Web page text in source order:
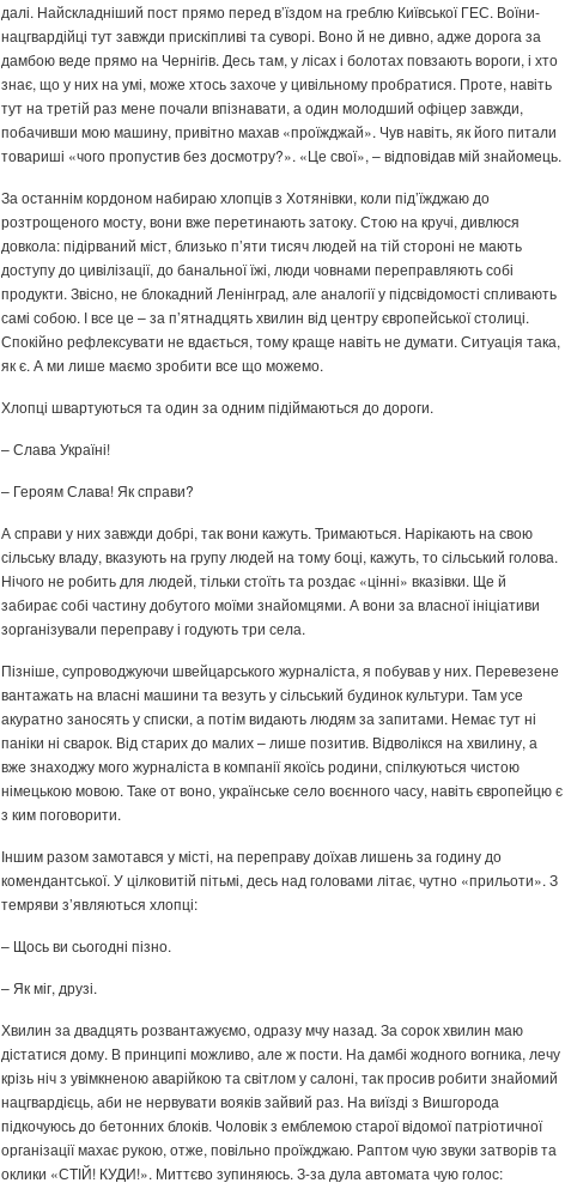
далі. Найскладніший пост прямо перед в’їздом на греблю Київської ГЕС. Воїни-
нацгвардійці тут завжди прискіпливі та суворі. Воно й не дивно, адже дорога за
дамбою веде прямо на Чернігів. Десь там, у лісах і болотах повзають вороги, і хто
знає, що у них на умі, може хтось захоче у цивільному пробратися. Проте, навіть
тут на третій раз мене почали впізнавати, а один молодший офіцер завжди,
побачивши мою машину, привітно махав «проїжджай». Чув навіть, як його питали
товариші «чого пропустив без досмотру?». «Це свої», – відповідав мій знайомець.
За останнім кордоном набираю хлопців з Хотянівки, коли під’їжджаю до
розтрощеного мосту, вони вже перетинають затоку. Стою на кручі, дивлюся
довкола: підірваний міст, близько п’яти тисяч людей на тій стороні не мають
доступу до цивілізації, до банальної їжі, люди човнами переправляють собі
продукти. Звісно, не блокадний Ленінград, але аналогії у підсвідомості спливають
самі собою. І все це – за п’ятнадцять хвилин від центру європейської столиці.
Спокійно рефлексувати не вдається, тому краще навіть не думати. Ситуація така,
як є. А ми лише маємо зробити все що можемо.
Хлопці швартуються та один за одним підіймаються до дороги.
– Слава Україні!
– Героям Слава! Як справи?
А справи у них завжди добрі, так вони кажуть. Тримаються. Нарікають на свою
сільську владу, вказують на групу людей на тому боці, кажуть, то сільський голова.
Нічого не робить для людей, тільки стоїть та роздає «цінні» вказівки. Ще й
забирає собі частину добутого моїми знайомцями. А вони за власної ініціативи
зорганізували переправу і годують три села.
Пізніше, супроводжуючи швейцарського журналіста, я побував у них. Перевезене
вантажать на власні машини та везуть у сільський будинок культури. Там усе
акуратно заносять у списки, а потім видають людям за запитами. Немає тут ні
паніки ні сварок. Від старих до малих – лише позитив. Відволікся на хвилину, а
вже знаходжу мого журналіста в компанії якоїсь родини, спілкуються чистою
німецькою мовою. Таке от воно, українське село воєнного часу, навіть європейцю є
з ким поговорити.
Іншим разом замотався у місті, на переправу доїхав лишень за годину до
комендантської. У цілковитій пітьмі, десь над головами літає, чутно «прильоти». З
темряви з’являються хлопці:
– Щось ви сьогодні пізно.
– Як міг, друзі.
Хвилин за двадцять розвантажуємо, одразу мчу назад. За сорок хвилин маю
дістатися дому. В принципі можливо, але ж пости. На дамбі жодного вогника, лечу
крізь ніч з увімкненою аварійкою та світлом у салоні, так просив робити знайомий
нацгвардієць, аби не нервувати вояків зайвий раз. На виїзді з Вишгорода
підкочуюсь до бетонних блоків. Чоловік з емблемою старої відомої патріотичної
організації махає рукою, отже, повільно проїжджаю. Раптом чую звуки затворів та
оклики «СТІЙ! КУДИ!». Миттєво зупиняюсь. З-за дула автомата чую голос: